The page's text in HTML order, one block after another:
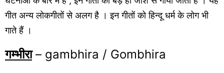
गीत अन्य लोकगीतों से अलग है । इन गीतों को हिन्दू धर्म के लोग भी
गाते हैं ।
गम्भीरा– gambhira / Gombhira